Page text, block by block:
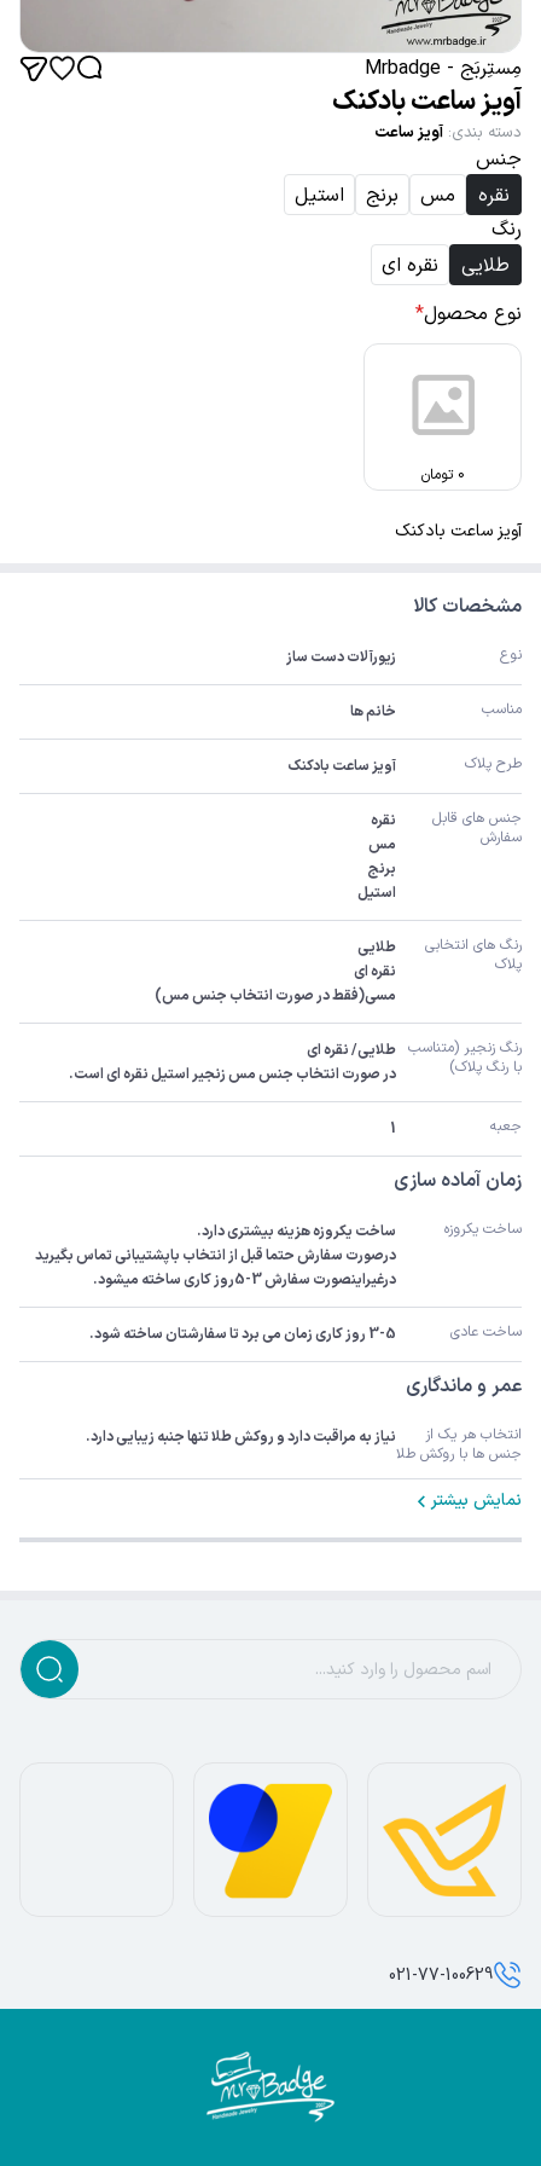
مِستِربَج - Mrbadge
آویز ساعت بادکنک
دسته بندی: آویز ساعت
جنس
نقره
مس برنج
استیل
رنگ
طلایی
نقره ای
نوع محصول*
0 تومان
آویز ساعت بادکنک
مشخصات کالا
نوع زیورآلات دست ساز
مناسب خانم ها
طرح پلاک آویز ساعت بادکنک
سفارش
استیل
پلاک
مسی(فقط در صورت انتخاب جنس مس)
با رنگ پلاک)
در صورت انتخاب جنس مس زنجیر استیل نقره ای است.
جعبه 1
زمان آماده سازی
ساخت یکروزه
درغیراینصورت سفارش 3-5روز کاری ساخته میشود.
ساخت عادی 3-5 روز کاری زمان می برد تا سفارشتان ساخته شود.
عمر و ماندگاری
جنس ها با روکش طلا
نیاز به مراقبت دارد و روکش طلا تنها جنبه زیبایی دارد.
نمایش بیشتر
021-77-100629